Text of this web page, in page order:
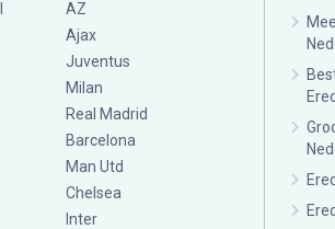
AZ
Ajax
Juventus
Milan
Real Madrid
Barcelona
Man Utd
Chelsea
Inter